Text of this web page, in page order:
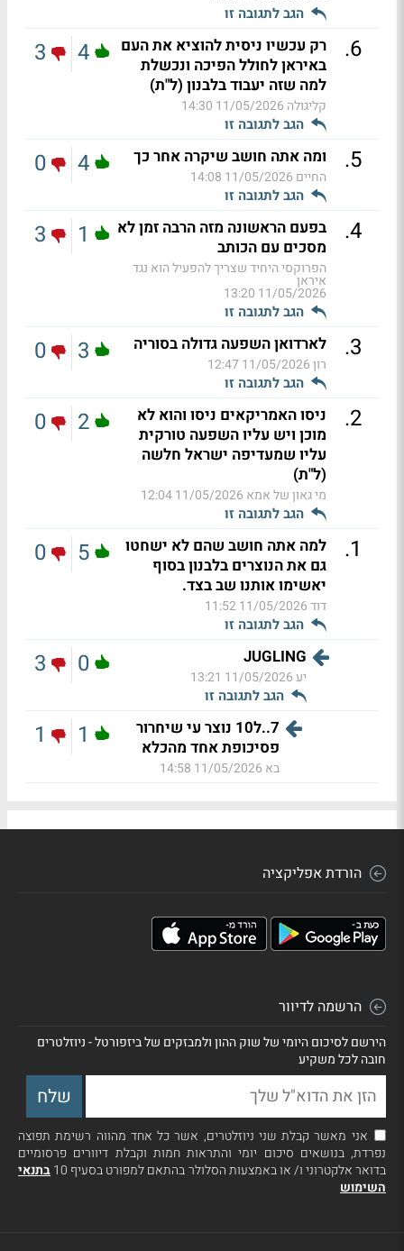
הגב לתגובה זו
6
.
רק עכשיו ניסית להוציא את העם
באיראן לחולל הפיכה ונכשלת
למה שזה יעבוד בלבנון (ל"ת)
קליגולה 11/05/2026 14:30
הגב לתגובה זו
4
3
5
. ומה אתה חושב שיקרה אחר כך
החיים 11/05/2026 14:08
הגב לתגובה זו
4
0
4
.
בפעם הראשונה מזה הרבה זמן לא
מסכים עם הכותב
הפרוקסי היחיד שצריך להפעיל הוא נגד
איראן
11/05/2026 13:20
הגב לתגובה זו
1
3
3
. לארדואן השפעה גדולה בסוריה
רון11/05/2026 12:47
הגב לתגובה זו
3
0
2
.
ניסו האמריקאים ניסו והוא לא
מוכן ויש עליו השפעה טורקית
עליו שמעדיפה ישראל חלשה
(ל"ת)
מי גאון של אמא 11/05/2026 12:04
הגב לתגובה זו
2
0
1
.
למה אתה חושב שהם לא ישחטו
גם את הנוצרים בלבנון בסוף
יאשימו אותנו שב בצד.
דוד11/05/2026 11:52
הגב לתגובה זו
5
0
JUGLING
יע11/05/2026 13:21
הגב לתגובה זו
0
3
7..ל10 נוצר עי שיחרור
פסיכופת אחד מהכלא
בא 11/05/2026 14:58
1
1
הורדת אפליקציה
הרשמה לדיוור
הירשם לסיכום היומי של שוק ההון ולמבזקים של ביזפורטל - ניוזלטרים
חובה לכל משקיע
אני מאשר קבלת שני ניוזלטרים, אשר כל אחד מהווה רשימת תפוצה
נפרדת, בנושאים סיכום יומי והתראות חמות וקבלת דיוורים פרסומיים
בדואר אלקטרוני ו/ או באמצעות הסלולר בהתאם למפורט בסעיף 10
בתנאי
השימוש